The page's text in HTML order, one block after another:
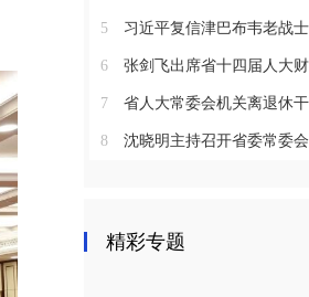
5 习近平复信津巴布韦老战士
6 张剑飞出席省十四届人大财经委第
7 省人大常委会机关离退休干部职工党总支召开
8 沈晓明主持召开省委常委
精彩专题